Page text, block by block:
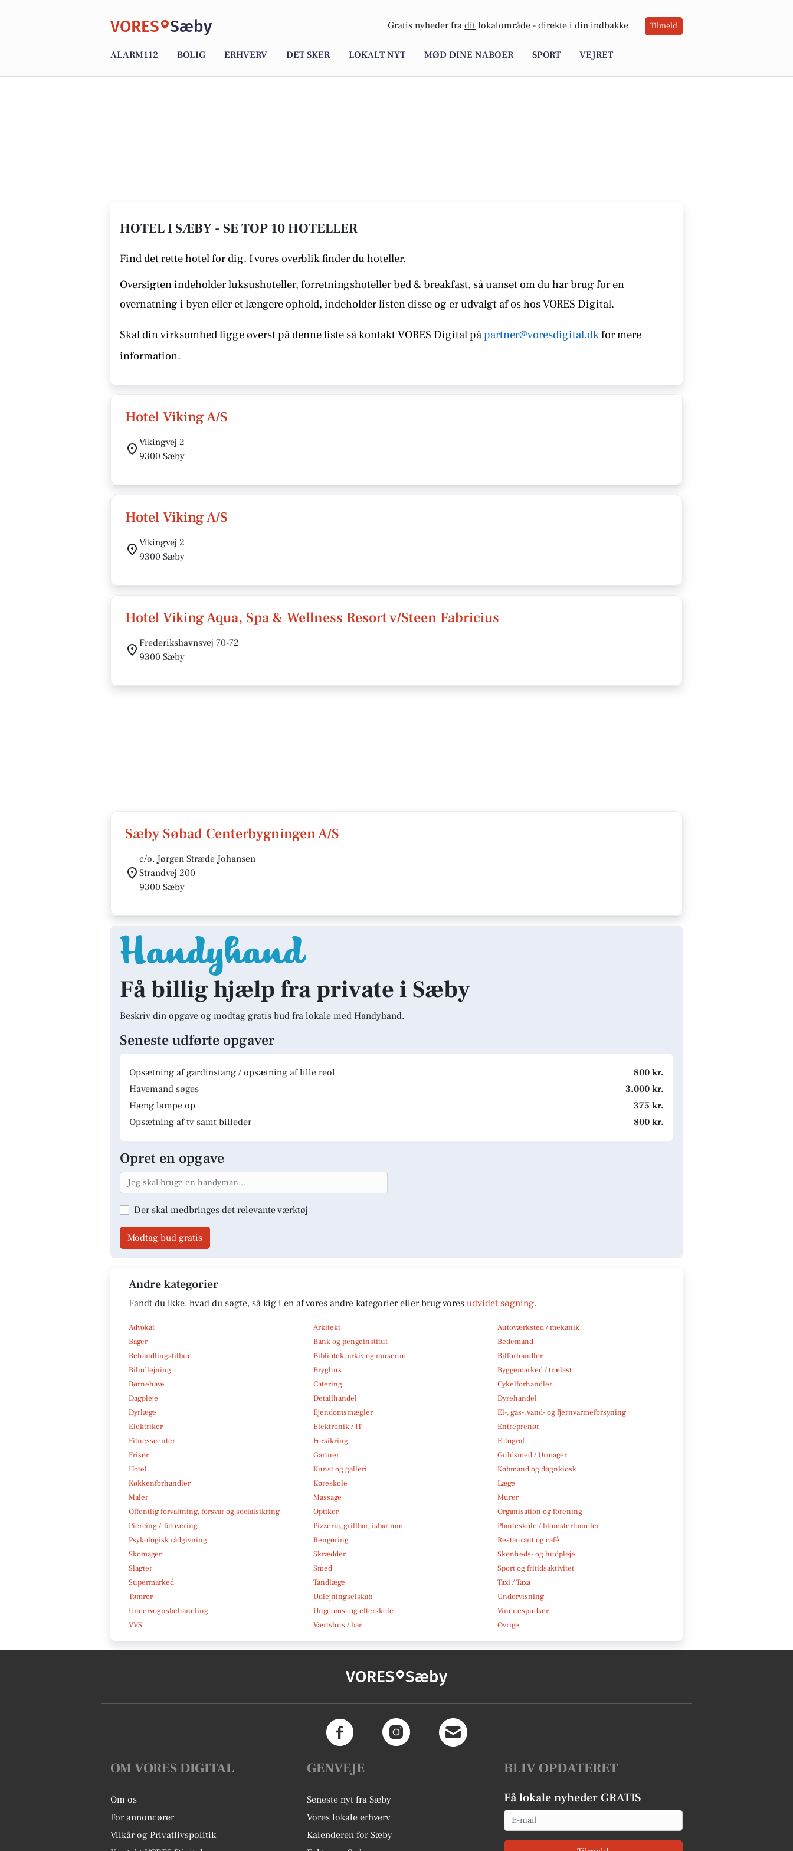
VORES Sæby Gratis nyheder fra dit lokalområde - direkte i din indbakke Tilmeld
ALARM112 BOLIG ERHVERV DET SKER LOKALT NYT MØD DINE NABOER SPORT VEJRET
HOTEL I SÆBY - SE TOP 10 HOTELLER
Find det rette hotel for dig. I vores overblik finder du hoteller.
Oversigten indeholder luksushoteller, forretningshoteller bed & breakfast, så uanset om du har brug for en
overnatning i byen eller et længere ophold, indeholder listen disseog er udvalgt af os hos VORES Digital.
Skal din virksomhed ligge øverst på denne liste så kontaktVORES Digital påpartner@voresdigital.dkfor mere
information.
Hotel Viking A/S
Vikingvej 2
9300 Sæby
Hotel Viking A/S
Vikingvej 2
9300 Sæby
Hotel Viking Aqua, Spa & Wellness Resort v/Steen Fabricius
Frederikshavnsvej 70-72
9300 Sæby
Sæby Søbad Centerbygningen A/S
c/o. Jørgen Stræde Johansen
Strandvej 200
9300 Sæby
Få billig hjælp fra private i Sæby
Beskriv din opgave og modtag gratis bud fra lokale med Handyhand.
Seneste udførte opgaver
Opsætning af gardinstang / opsætning af lille reol
800 kr.
Havemand søges
3.000 kr.
Hæng lampe op
375 kr.
Opsætning af tv samt billeder
800 kr.
Opret en opgave
Der skal medbringes det relevante værktøj
Modtag bud gratis
Andre kategorier
Fandt du ikke, hvad du søgte, så kig i en af vores andre kategorier eller brug vores udvidet søgning.
Advokat Arkitekt
Autoværksted / mekanik
Bager
Bank og pengeinstitut
Bedemand
Behandlingstilbud
Bibliotek, arkiv og museum
Bilforhandler
Biludlejning
Bryghus
Byggemarked / trælast
Børnehave
Catering
Cykelforhandler
Dagpleje
Detailhandel
Dyrehandel
Dyrlæge
Ejendomsmægler
El-, gas-, vand- og fjernvarmeforsyning
Elektriker
Elektronik / IT
Entreprenør
Fitnesscenter
Forsikring
Fotograf
Frisør
Gartner
Guldsmed / Urmager
Hotel
Kunst og galleri
Købmand og døgnkiosk
Køkkenforhandler
Køreskole
Læge
Maler
Massage
Murer
Offentlig forvaltning, forsvar og socialsikring
Optiker
Organisation og forening
Piercing / Tatovering
Pizzeria, grillbar, isbar mm.
Planteskole / blomsterhandler
Psykologisk rådgivning
Rengøring
Restaurant og café
Skomager
Skrædder
Skønheds- og hudpleje
Slagter
Smed
Sport og fritidsaktivitet
Supermarked
Tandlæge
Taxi / Taxa
Tømrer
Udlejningselskab
Undervisning
Undervognsbehandling
Ungdoms- og efterskole
Vinduespudser
VVS
Værtshus / bar Øvrige
VORES Sæby
OM VORES DIGITAL
Om os
For annoncører
Vilkår og Privatlivspolitik
GENVEJE
Seneste nyt fra Sæby
Vores lokale erhverv
Kalenderen for Sæby
BLIV OPDATERET
Få lokale nyheder GRATIS
Email